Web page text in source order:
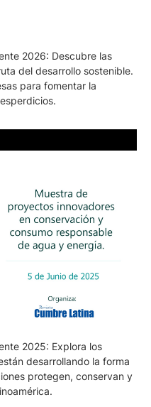
2026: Descubre las
del desarrollo sostenible.
para fomentar la
2025: Explora los
desarrollando la forma
protegen, conservan y